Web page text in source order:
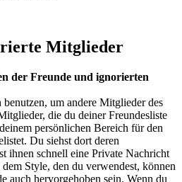
Mitglieder
der Freunde und ignorierten
um andere Mitglieder des
die du deiner Freundesliste
persönlichen Bereich für den
Du siehst dort deren
ihnen schnell eine Private Nachricht
Style, den du verwendest, können
auch hervorgehoben sein. Wenn du